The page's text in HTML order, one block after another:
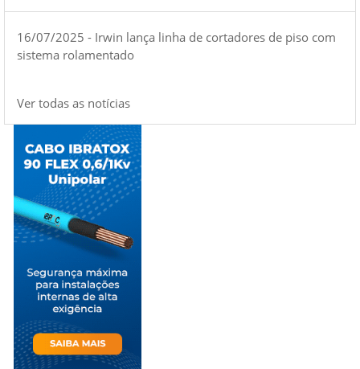
16/07/2025 - Irwin lança linha de cortadores de piso com
sistema rolamentado
Ver todas as notícias